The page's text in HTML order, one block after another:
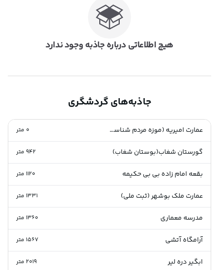
هیچ اطلاعاتی درباره جاذبه وجود ندارد
جاذبه‌های گردشگری
عمارت امیریه (موزه مردم شناسی بوشهر) (ثبت ملی ) 0 متر
گورستان شغاب(بوستان شغاب) 942متر
بقعه امام زاده بی بی حکیمه 1120 متر
عمارت ملک بوشهر (ثبت ملی) 1331 متر
مدرسه معماری 1360 متر
آرامگاه آتشی 1567 متر
ابگیر دره لیر 2019متر